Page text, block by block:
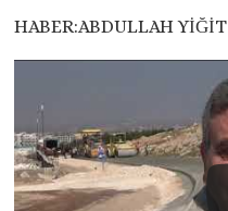
HABER:ABDULLAH YİĞİT